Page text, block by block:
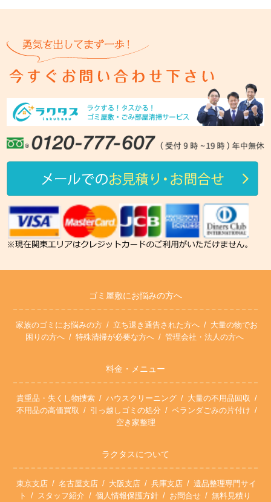
ゴミ屋敷にお悩みの方へ
家族のゴミにお悩みの方 立ち退き通告された方へ
大量の物でお
困りの方へ
特殊清掃が必要な方へ 管理会社・法人の方へ
料金・メニュー
貴重品・失くし物捜索 ハウスクリーニング
大量の不用品回収
不用品の高価買取
引っ越しゴミの処分
ベランダごみの片付け
空き家整理
ラクタスについて
東京支店 名古屋支店 大阪支店 兵庫支店
遺品整理専門サイ
ト
スタッフ紹介 個人情報保護方針 お問合せ 無料見積り